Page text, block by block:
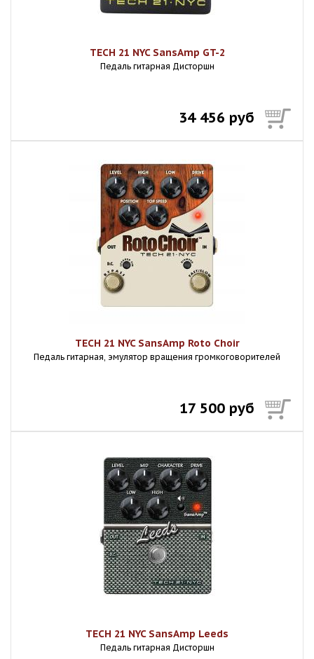
TECH 21 NYC SansAmp GT-2
Педаль гитарная Дисторшн
34 456 руб
TECH 21 NYC SansAmp Roto Choir
Педаль гитарная, эмулятор вращения громкоговорителей
17 500 руб
TECH 21 NYC SansAmp Leeds
Педаль гитарная Дисторшн